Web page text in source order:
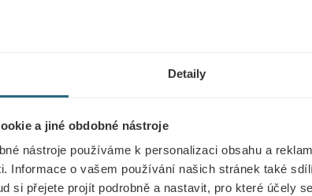
Detaily
a jiné obdobné nástroje
nástroje používáme k personalizaci obsahu a
Informace o vašem používání našich stránek také
si přejete projít podrobně a nastavit, pro které účely